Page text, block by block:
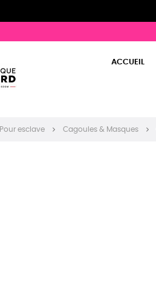
ACCUEIL
Pour esclave Cagoules & Masques